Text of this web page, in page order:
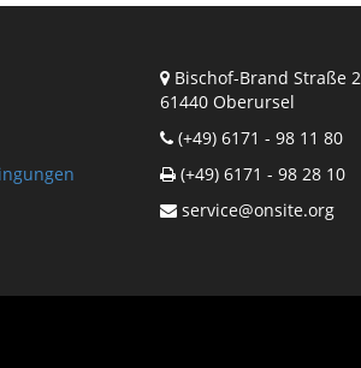
Bischof-Brand Straße 2
61440 Oberursel
(+49) 6171 - 98 11 80
(+49) 6171 - 98 28 10
service@onsite.org